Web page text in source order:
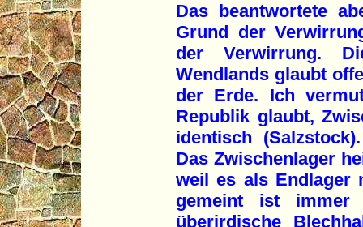
Das beantwortete
Grund der
der Verwirrung.
Wendlands glaubt
der Erde. Ich
Republik glaubt,
identisch
Das Zwischenlager
weil es als Endlager
gemeint ist immer
überirdische